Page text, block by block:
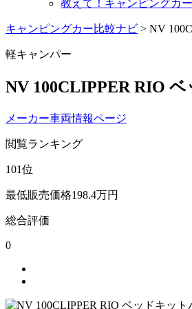
教えて！キャンピングカー
キャンピングカー比較ナビ > NV
軽キャンパー
NV 100CLIPPER RIO
メーカー車両情報ページ
閲覧ランキング
101位
最低販売価格198.4万円
総合評価
0